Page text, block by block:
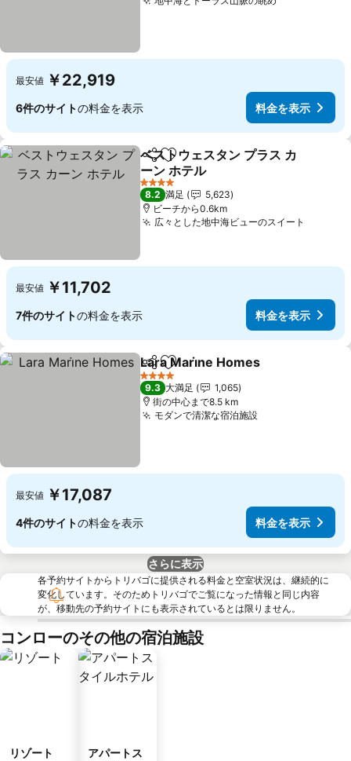
最安値 ￥22,919
6件のサイトの料金を表示 料金を表示
シェアお気に入りに追加
ベストウェスタン プラス カ
ーン ホテル
料金を表示
4 ホテルのランク
8.2 満足
5,623
ビーチから0.6km
広々とした地中海ビューのスイート
最安値 ￥11,702
7件のサイトの料金を表示 料金を表示
シェアお気に入りに追加
Lara Mari̇ne Homes
4 ホテルのランク
9.3 大満足
1,065
街の中心まで8.5 km
モダンで清潔な宿泊施設料金を表示
最安値 ￥17,087
4件のサイトの料金を表示 料金を表示
さらに表示
各予約サイトからトリバゴに提供される料金と空室状況は、継続的に
変化しています。そのためトリバゴでご覧になった情報と同じ内容
が、移動先の予約サイトにも表示されているとは限りません。
コンローのその他の宿泊施設
リゾート
アパートス